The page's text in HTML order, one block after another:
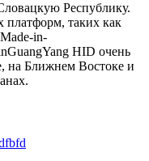
Республику.
платформ, таких как
in-
HID очень
на Ближнем Востоке и